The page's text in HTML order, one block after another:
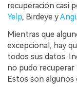
recuperación casi
Yelp, Birdeye yAngi.
Mientras que
excepcional, hay
todos sus datos.
no pudo recuperar
Estos son algunos